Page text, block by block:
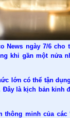
News ngày 7/6
khi gần một nửa
lớn có thể tận
Đây là kịch bản kinh
thông minh của các